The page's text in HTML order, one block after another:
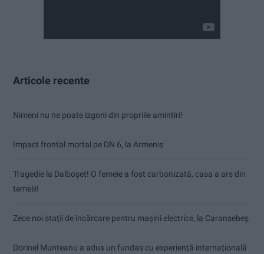
Articole recente
Nimeni nu ne poate izgoni din propriile amintiri!
Impact frontal mortal pe DN 6, la Armeniș
Tragedie la Dalboşeț! O femeie a fost carbonizată, casa a ars din
temelii!
Zece noi stații de încărcare pentru mașini electrice, la Caransebeș
Dorinel Munteanu a adus un fundaș cu experiență internațională